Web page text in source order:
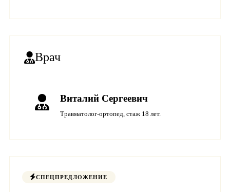
Врач
Виталий Сергеевич
Травматолог-ортопед, стаж 18 лет.
СПЕЦПРЕДЛОЖЕНИЕ